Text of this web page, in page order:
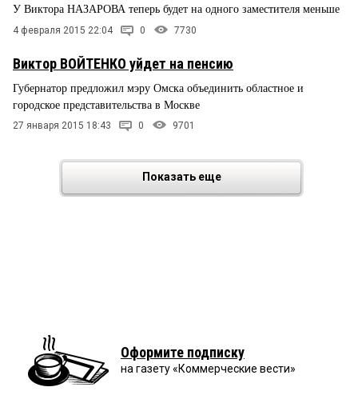
У Виктора НАЗАРОВА теперь будет на одного заместителя меньше
4 февраля 2015 22:04 0 7730
Виктор ВОЙТЕНКО уйдет на пенсию
Губернатор предложил мэру Омска объединить областное и
городское представительства в Москве
27 января 2015 18:43 0 9701
Показать еще
Оформите подписку
на газету «Коммерческие вести»